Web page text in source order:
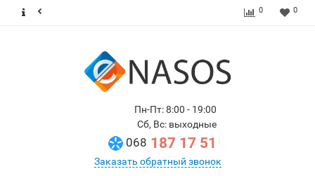
0 0
Пн-Пт: 8:00 - 19:00
Сб, Вс: выходные
068 187 17 51
Заказать обратный звонок